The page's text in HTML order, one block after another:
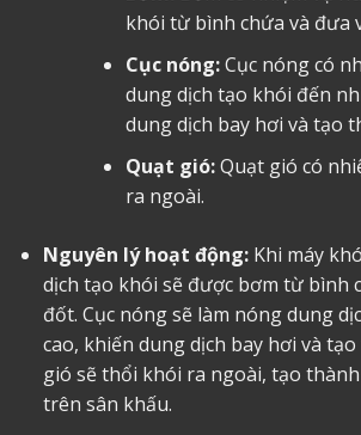
khói từ bình chứa và đưa
Cục nóng:Cục nóng có
dung dịch tạo khói đến
dung dịch bay hơi và tạo
Quạt gió:Quạt gió có
ra ngoài.
Nguyên lý hoạt động:Khi máy
dịch tạo khói sẽ được bơm từ bình
đốt. Cục nóng sẽ làm nóng dung
cao, khiến dung dịch bay hơi và
gió sẽ thổi khói ra ngoài, tạo
trên sân khấu.